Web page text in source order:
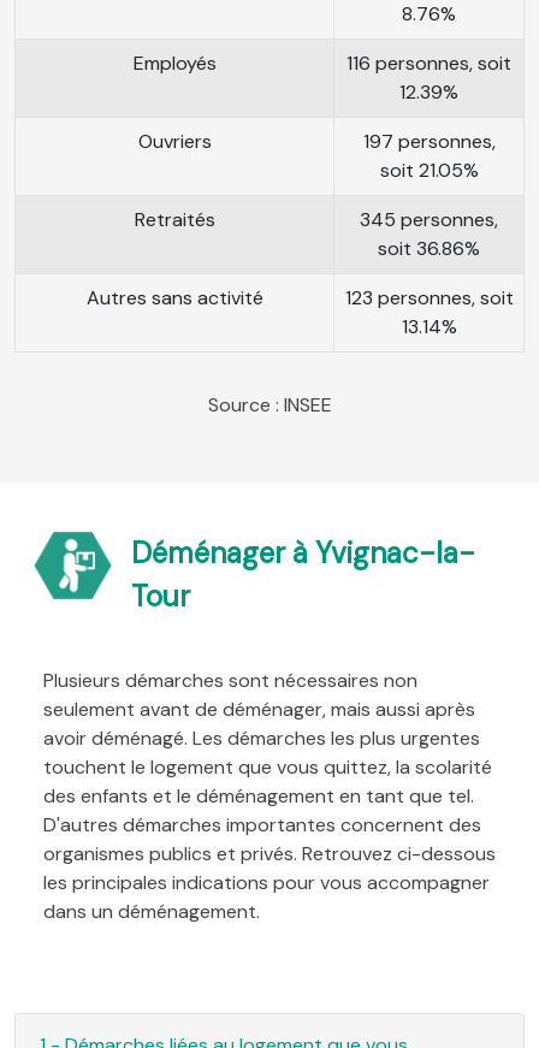
8.76%
Employés
116 personnes, soit
12.39%
Ouvriers
197 personnes,
soit 21.05%
Retraités
345 personnes,
soit 36.86%
Autres sans activité
123 personnes, soit
13.14%
Source : INSEE
Déménager à Yvignac-la-
Tour
Plusieurs démarches sont nécessaires non
seulement avant de déménager, mais aussi après
avoir déménagé. Les démarches les plus urgentes
touchent le logement que vous quittez, la scolarité
des enfants et le déménagement en tant que tel.
D'autres démarches importantes concernent des
organismes publics et privés. Retrouvez ci-dessous
les principales indications pour vous accompagner
dans un déménagement.